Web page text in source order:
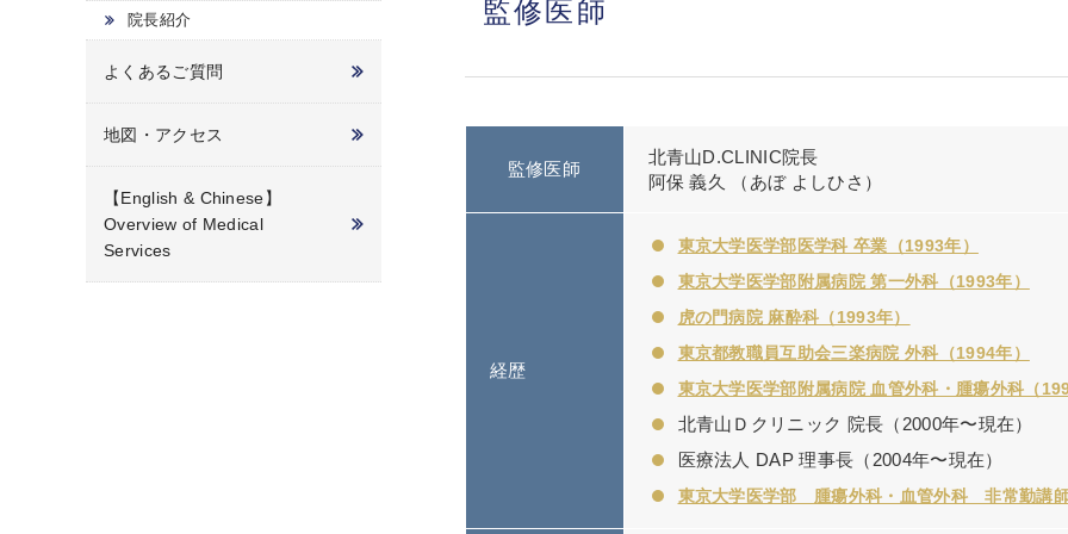
監修医師
監修医師
北青山D.CLINIC院長
阿保 義久 （あぼ よしひさ）
経歴
東京大学医学部医学科 卒業（1993年）
東京大学医学部附属病院 第一外科（1993年）
虎の門病院 麻酔科（1993年）
東京都教職員互助会三楽病院 外科（1994年）
東京大学医学部附属病院 血管外科・腫瘍外科（
北青山Ｄクリニック 院長（2000年〜現在）
医療法人 DAP 理事長（2004年〜現在）
東京大学医学部 腫瘍外科・血管外科 非常勤講師
院長紹介
よくあるご質問
地図・アクセス
【English & Chinese】
Overview of Medical
Services